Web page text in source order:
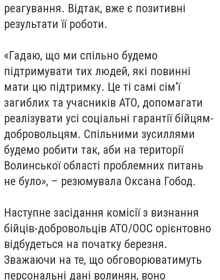
реагування. Відтак, вже є позитивні
результати її роботи.
«Гадаю, що ми спільно будемо
підтримувати тих людей, які повинні
мати цю підтримку. Це ті самі сім’ї
загиблих та учасників АТО, допомагати
реалізувати усі соціальні гарантії бійцям-
добровольцям. Спільними зусиллями
будемо робити так, аби на території
Волинської області проблемних питань
не було», – резюмувала Оксана Гобод.
Наступне засідання комісії з визнання
бійців-добровольців АТО/ООС орієнтовно
відбудеться на початку березня.
Зважаючи на те, що обговорюватимуть
персональні дані волинян, воно